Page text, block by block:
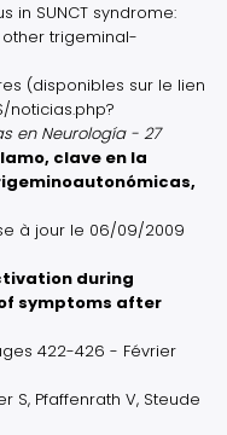
in SUNCT syndrome:
trigeminal-
(disponibles sur le lien
noticias.php?
en Neurología - 27
clave en la
à jour le 06/09/2009
during
symptoms after
422-426 - Février
S, Pfaffenrath V, Steude